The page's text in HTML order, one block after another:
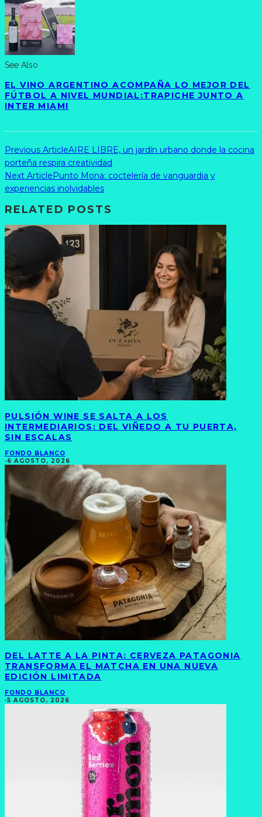
See Also
EL VINO ARGENTINO ACOMPAÑA LO MEJOR DEL
FÚTBOL A NIVEL MUNDIAL:TRAPICHE JUNTO A
INTER MIAMI
Previous ArticleAIRE LIBRE, un jardín urbano donde la cocina
porteña respira creatividad
Next Article Punto Mona: coctelería de vanguardia y
experiencias inolvidables
RELATED POSTS
PULSIÓN WINE SE SALTA A LOS
INTERMEDIARIOS: DEL VIÑEDO A TU PUERTA,
SIN ESCALAS
FONDO BLANCO
·6 AGOSTO, 2026
DEL LATTE A LA PINTA: CERVEZA PATAGONIA
TRANSFORMA EL MATCHA EN UNA NUEVA
EDICIÓN LIMITADA
FONDO BLANCO
·5 AGOSTO, 2026